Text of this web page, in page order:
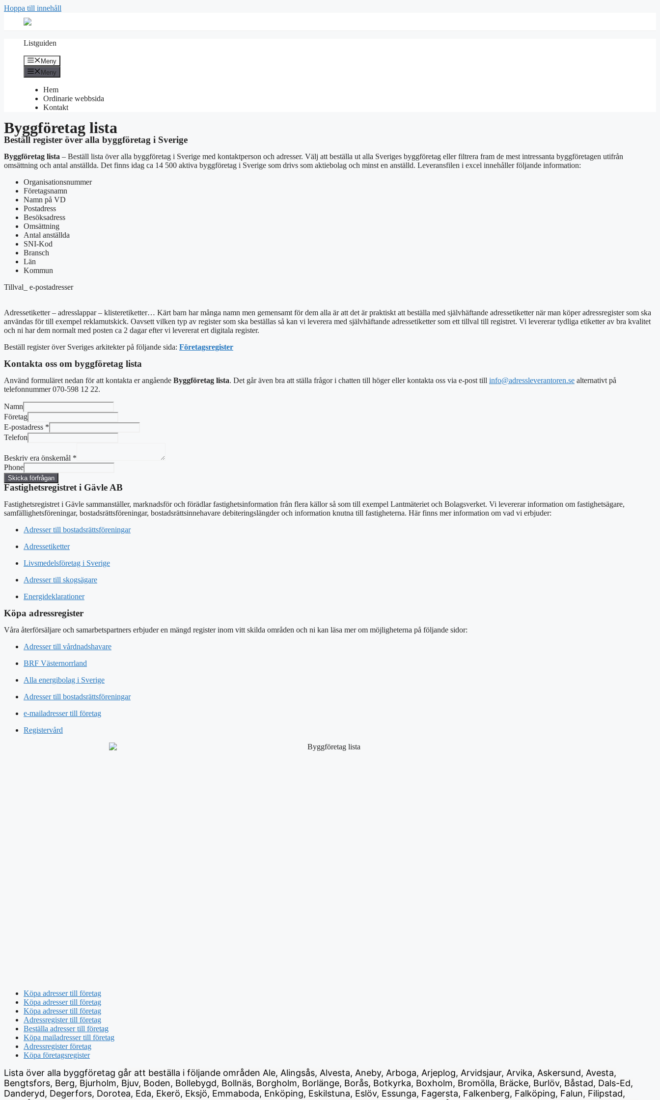
Hoppa till innehåll
Listguiden
Meny
Meny
Hem
Ordinarie webbsida
Kontakt
Byggföretag lista
Beställ register över alla byggföretag i Sverige
Byggföretag lista – Beställ lista över alla byggföretag i Sverige med kontaktperson och adresser. Välj att beställa ut alla Sveriges byggföretag eller filtrera fram de mest intressanta byggföretagen utifrån
omsättning och antal anställda. Det finns idag ca 14 500 aktiva byggföretag i Sverige som drivs som aktiebolag och minst en anställd. Leveransfilen i excel innehåller följande information:
Organisationsnummer
Företagsnamn
Namn på VD
Postadress
Besöksadress
Omsättning
Antal anställda
SNI-Kod
Bransch
Län
Kommun
Tillval_ e-postadresser
Adressetiketter – adresslappar – klisteretiketter… Kärt barn har många namn men gemensamt för dem alla är att det är praktiskt att beställa med självhäftande adressetiketternär man köper adressregister som ska
användas för till exempel reklamutskick. Oavsett vilken typ av register som ska beställas så kan vi leverera med självhäftande adressetiketter som ett tillval till registret. Vi levererar tydliga etiketter av bra kvalitet
och ni har dem normalt med posten ca 2 dagar efter vi levererat ert digitala register.
Beställ register över Sveriges arkitekter på följande sida: Företagsregister
Kontakta oss om byggföretag lista
Använd formuläret nedan för att kontakta er angående Byggföretag lista. Det går även bra att ställa frågor i chatten till höger ellerkontakta oss via e-post till info@adressleverantoren.se alternativt på
telefonnummer 070-598 12 22.
Namn
Företag
E-postadress *
Telefon
Beskriv era önskemål *
Phone
Skicka förfrågan
Fastighetsregistret i Gävle AB
Fastighetsregistret i Gävle sammanställer, marknadsför och förädlar fastighetsinformation från flera källor så som till exempel Lantmäteriet och Bolagsverket. Vi levererar information om fastighetsägare,
samfällighetsföreningar, bostadsrättsföreningar, bostadsrättsinnehavare debiteringslängder och information knutna till fastigheterna. Här finns mer information om vad vi erbjuder:
Adresser till bostadsrättsföreningar
Adressetiketter
Livsmedelsföretag i Sverige
Adresser till skogsägare
Energideklarationer
Köpa adressregister
Våra återförsäljare och samarbetspartners erbjuder en mängd register inom vitt skilda områden och ni kan läsa mer om möjligheterna på följande sidor:
Adresser till vårdnadshavare
BRF Västernorrland
Alla energibolag i Sverige
Adresser till bostadsrättsföreningar
e-mailadresser till företag
Registervård
Köpa adresser till företag
Köpa adresser till företag
Köpa adresser till företag
Adressregister till företag
Beställa adresser till företag
Köpa mailadresser till företag
Adressregister företag
Köpa företagsregister
Lista över alla byggföretag går att beställa i följande områden Ale, Alingsås, Alvesta, Aneby, Arboga, Arjeplog, Arvidsjaur, Arvika, Askersund, Avesta,
Bengtsfors, Berg, Bjurholm, Bjuv, Boden, Bollebygd, Bollnäs, Borgholm, Borlänge, Borås, Botkyrka, Boxholm, Bromölla, Bräcke, Burlöv, Båstad, Dals-Ed,
Danderyd, Degerfors, Dorotea, Eda, Ekerö, Eksjö, Emmaboda, Enköping, Eskilstuna, Eslöv, Essunga, Fagersta, Falkenberg, Falköping, Falun, Filipstad,